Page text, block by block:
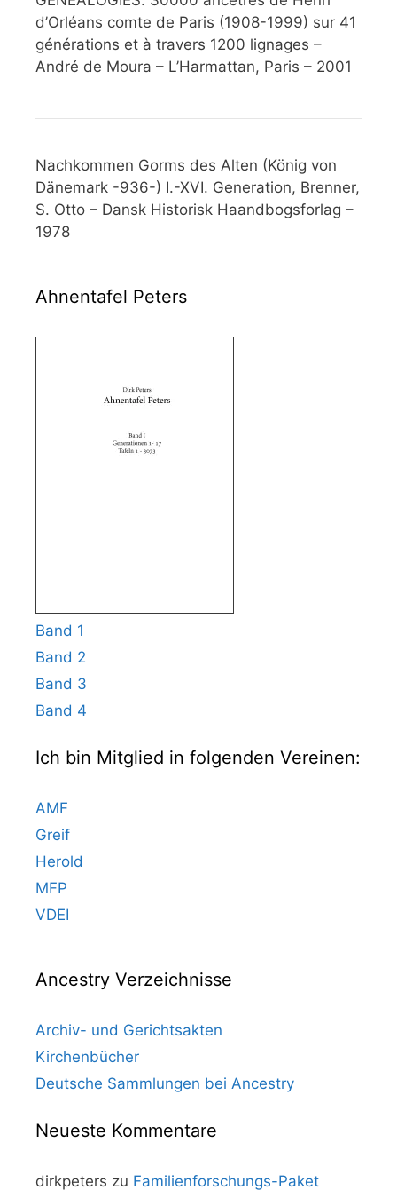
d’Orléans comte de Paris (1908-1999) sur 41
générations et à travers 1200 lignages –
André de Moura – L’Harmattan, Paris – 2001
Nachkommen Gorms des Alten (König von
Dänemark -936-) I.-XVI. Generation, Brenner,
S. Otto – Dansk Historisk Haandbogsforlag –
1978
Ahnentafel Peters
Band 1
Band 2
Band 3
Band 4
Ich bin Mitglied in folgenden Vereinen:
AMF
Greif
Herold
MFP
VDEI
Ancestry Verzeichnisse
Archiv- und Gerichtsakten
Kirchenbücher
Deutsche Sammlungen bei Ancestry
Neueste Kommentare
dirkpeters zu Familienforschungs-Paket